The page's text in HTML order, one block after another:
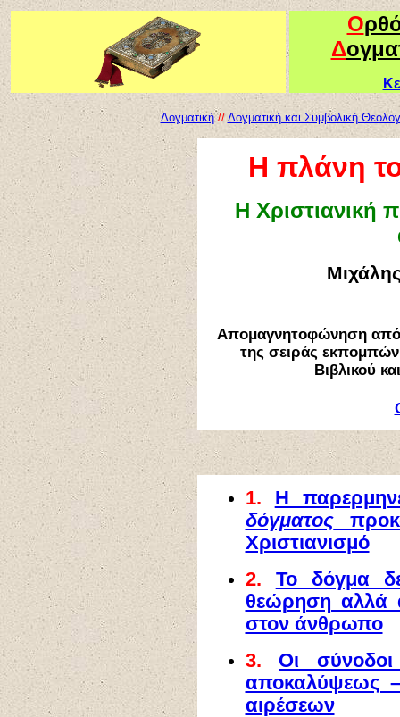
Ο
Δ
Δογματική// Δογματική και Συμβολική
Η πλάνη
Η Χριστιανική
Απομαγνητοφώνηση από
της σειράς
Βιβλικού
1. Η
δόγματος
Χριστιανισμό
2. Το δόγμα
θεώρηση αλλά
στον άνθρωπο
3. Οι
αποκαλύψεως
αιρέσεων